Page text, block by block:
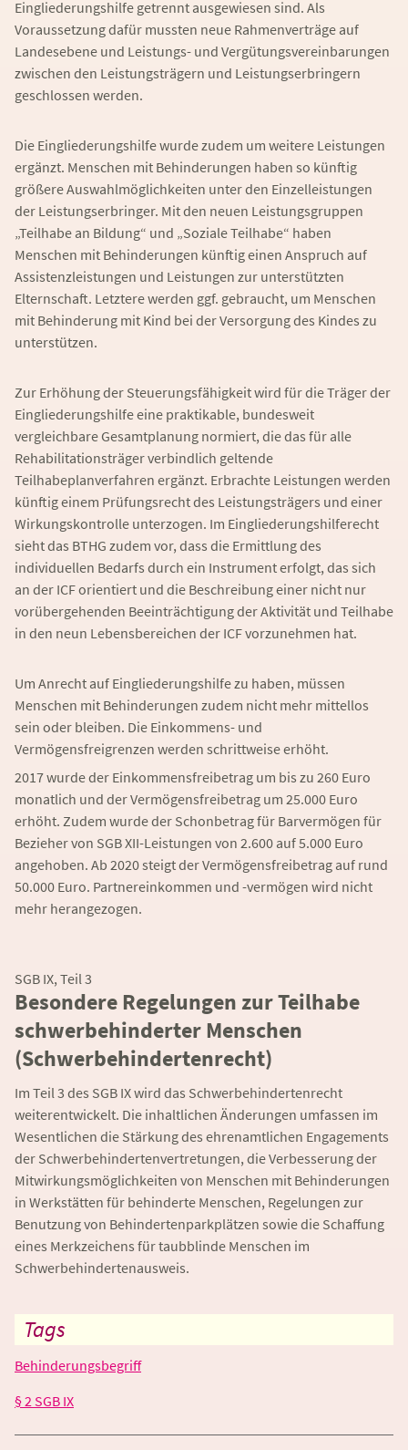
Eingliederungshilfe getrennt ausgewiesen sind. Als
Voraussetzung dafür mussten neue Rahmenverträge auf
Landesebene und Leistungs- und Vergütungsvereinbarungen
zwischen den Leistungsträgern und Leistungserbringern
geschlossen werden.
Die Eingliederungshilfe wurde zudem um weitere Leistungen
ergänzt. Menschen mit Behinderungen haben so künftig
größere Auswahlmöglichkeiten unter den Einzelleistungen
der Leistungserbringer. Mit den neuen Leistungsgruppen
„Teilhabe an Bildung“ und „Soziale Teilhabe“ haben
Menschen mit Behinderungen künftig einen Anspruch auf
Assistenzleistungen und Leistungen zur unterstützten
Elternschaft. Letztere werden ggf. gebraucht, um Menschen
mit Behinderung mit Kind bei der Versorgung des Kindes zu
unterstützen.
Zur Erhöhung der Steuerungsfähigkeit wird für die Träger der
Eingliederungshilfe eine praktikable, bundesweit
vergleichbare Gesamtplanung normiert, die das für alle
Rehabilitationsträger verbindlich geltende
Teilhabeplanverfahren ergänzt. Erbrachte Leistungen werden
künftig einem Prüfungsrecht des Leistungsträgers und einer
Wirkungskontrolle unterzogen. Im Eingliederungshilferecht
sieht das BTHG zudem vor, dass die Ermittlung des
individuellen Bedarfs durch ein Instrument erfolgt, das sich
an der ICF orientiert und die Beschreibung einer nicht nur
vorübergehenden Beeinträchtigung der Aktivität und Teilhabe
in den neun Lebensbereichen der ICF vorzunehmen hat.
Um Anrecht auf Eingliederungshilfe zu haben, müssen
Menschen mit Behinderungen zudem nicht mehr mittellos
sein oder bleiben. Die Einkommens- und
Vermögensfreigrenzen werden schrittweise erhöht.
2017 wurde der Einkommensfreibetrag um bis zu 260 Euro
monatlich und der Vermögensfreibetrag um 25.000 Euro
erhöht. Zudem wurde der Schonbetrag für Barvermögen für
Bezieher von SGB XII-Leistungen von 2.600 auf 5.000 Euro
angehoben. Ab 2020 steigt der Vermögensfreibetrag auf rund
50.000 Euro. Partnereinkommen und -vermögen wird nicht
mehr herangezogen.
SGB IX, Teil 3
Besondere Regelungen zur Teilhabe
schwerbehinderter Menschen
(Schwerbehindertenrecht)
Im Teil 3 des SGB IX wird das Schwerbehindertenrecht
weiterentwickelt. Die inhaltlichen Änderungen umfassen im
Wesentlichen die Stärkung des ehrenamtlichen Engagements
der Schwerbehindertenvertretungen, die Verbesserung der
Mitwirkungsmöglichkeiten von Menschen mit Behinderungen
in Werkstätten für behinderte Menschen, Regelungen zur
Benutzung von Behindertenparkplätzen sowie die Schaffung
eines Merkzeichens für taubblinde Menschen im
Schwerbehindertenausweis.
Tags
Behinderungsbegriff
§ 2 SGB IX